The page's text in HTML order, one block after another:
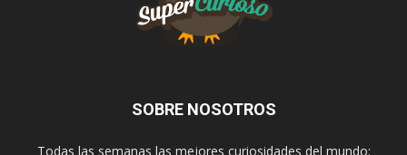
SOBRE NOSOTROS
Todas las semanas las mejores curiosidades del mundo: